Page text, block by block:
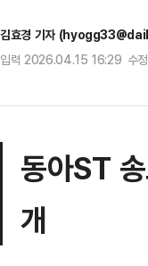
김효경 기자
입력 2026.04.15 16:29 수
동아ST
개